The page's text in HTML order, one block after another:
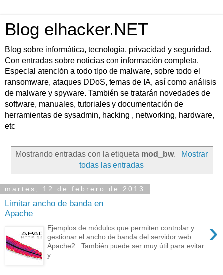
Blog elhacker.NET
Blog sobre informática, tecnología, privacidad y seguridad.
Con entradas sobre noticias con información completa.
Especial atención a todo tipo de malware, sobre todo el
ransomware, ataques DDoS, temas de IA, así como análisis
de malware y spyware. También se tratarán novedades de
software, manuales, tutoriales y documentación de
herramientas de sysadmin, hacking , networking, hardware,
etc
Mostrando entradas con la etiqueta mod_bw.
Mostrar
todas las entradas
martes, 12 de febrero de 2013
Limitar ancho de banda en
Apache
›
Ejemplos de módulos que permiten controlar y
gestionar el ancho de banda del servidor web
Apache2 . También puede ser muy útil para evitar
y...